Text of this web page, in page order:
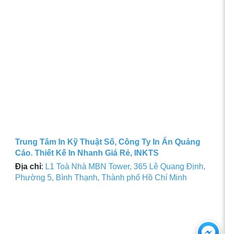
Trung Tâm In Kỹ Thuật Số, Công Ty In Ấn Quảng
Cáo. Thiết Kế In Nhanh Giá Rẻ, INKTS
Địa chỉ: L1 Toà Nhà MBN Tower, 365 Lê Quang Định,
Phường 5, Bình Thạnh, Thành phố Hồ Chí Minh